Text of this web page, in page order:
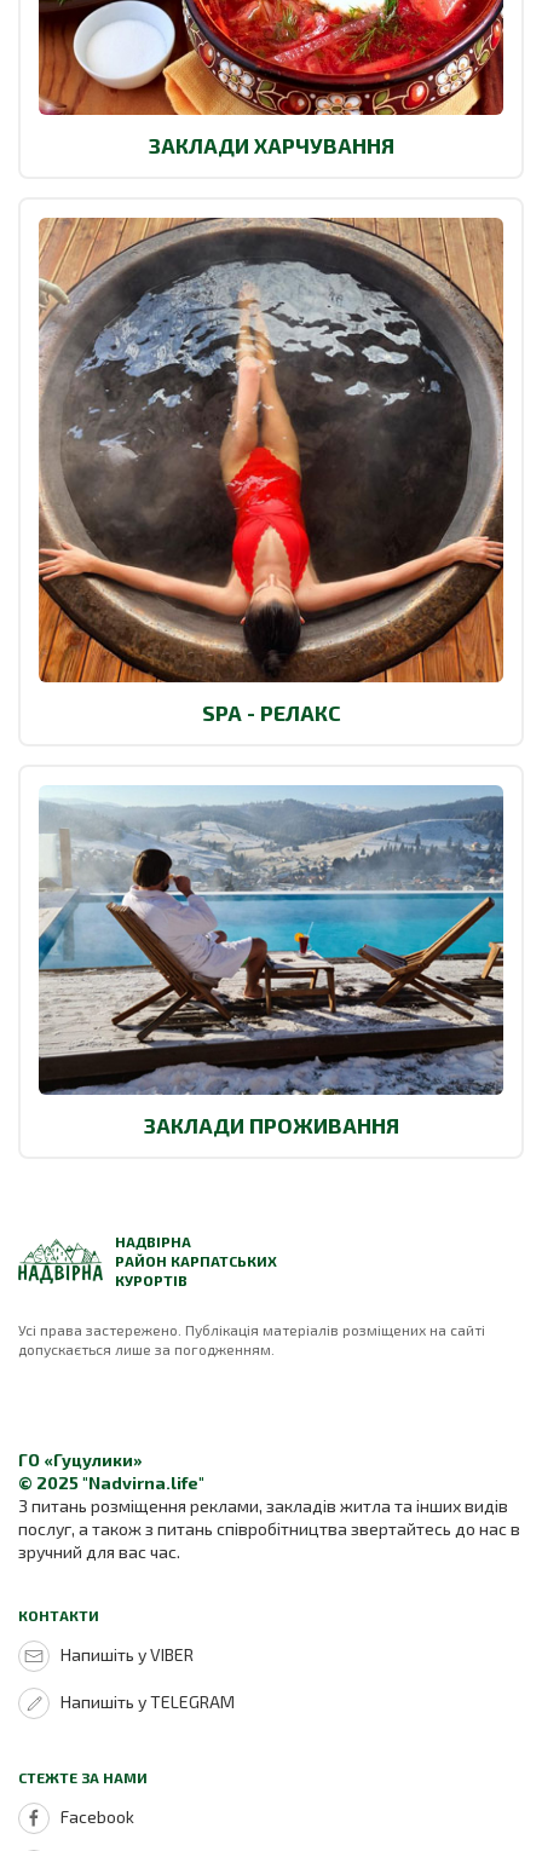
ЗАКЛАДИ ХАРЧУВАННЯ
SPA - РЕЛАКС
ЗАКЛАДИ ПРОЖИВАННЯ
НАДВІРНА
РАЙОН КАРПАТСЬКИХ
КУРОРТІВ
Усі права застережено. Публікація матеріалів розміщених на сайті
допускається лише за погодженням.
ГО «Гуцулики»
© 2025 "Nadvirna.life"
З питань розміщення реклами, закладів житла та інших видів
послуг, а також з питань співробітництва звертайтесь до нас в
зручний для вас час.
КОНТАКТИ
Напишіть у VIBER
Напишіть у TELEGRAM
СТЕЖТЕ ЗА НАМИ
Facebook